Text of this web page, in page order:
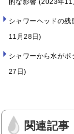
シャワーヘッドの
11月28日
シャワーから水が
27日
関連記事